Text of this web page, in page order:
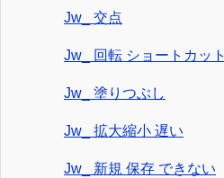
Jw_ 交点
Jw_ 回転 ショートカット
Jw_ 塗りつぶし
Jw_ 拡大縮小 遅い
Jw_ 新規 保存 できない